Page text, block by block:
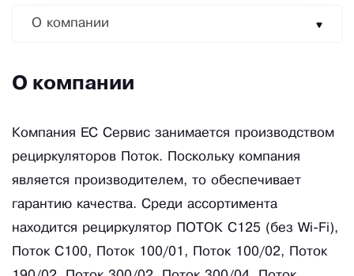
О компании
О компании
Компания ЕС Сервис занимается производством
рециркуляторов Поток. Поскольку компания
является производителем, то обеспечивает
гарантию качества. Среди ассортимента
находится рециркулятор ПОТОК С125 (без Wi-Fi),
Поток С100, Поток 100/01, Поток 100/02, Поток